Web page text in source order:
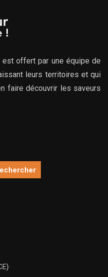
offert par une équipe de
leurs territoires et qui
faire découvrir les saveurs